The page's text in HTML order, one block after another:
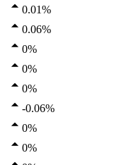
0.01%
0.06%
0%
0%
0%
-0.06%
0%
0%